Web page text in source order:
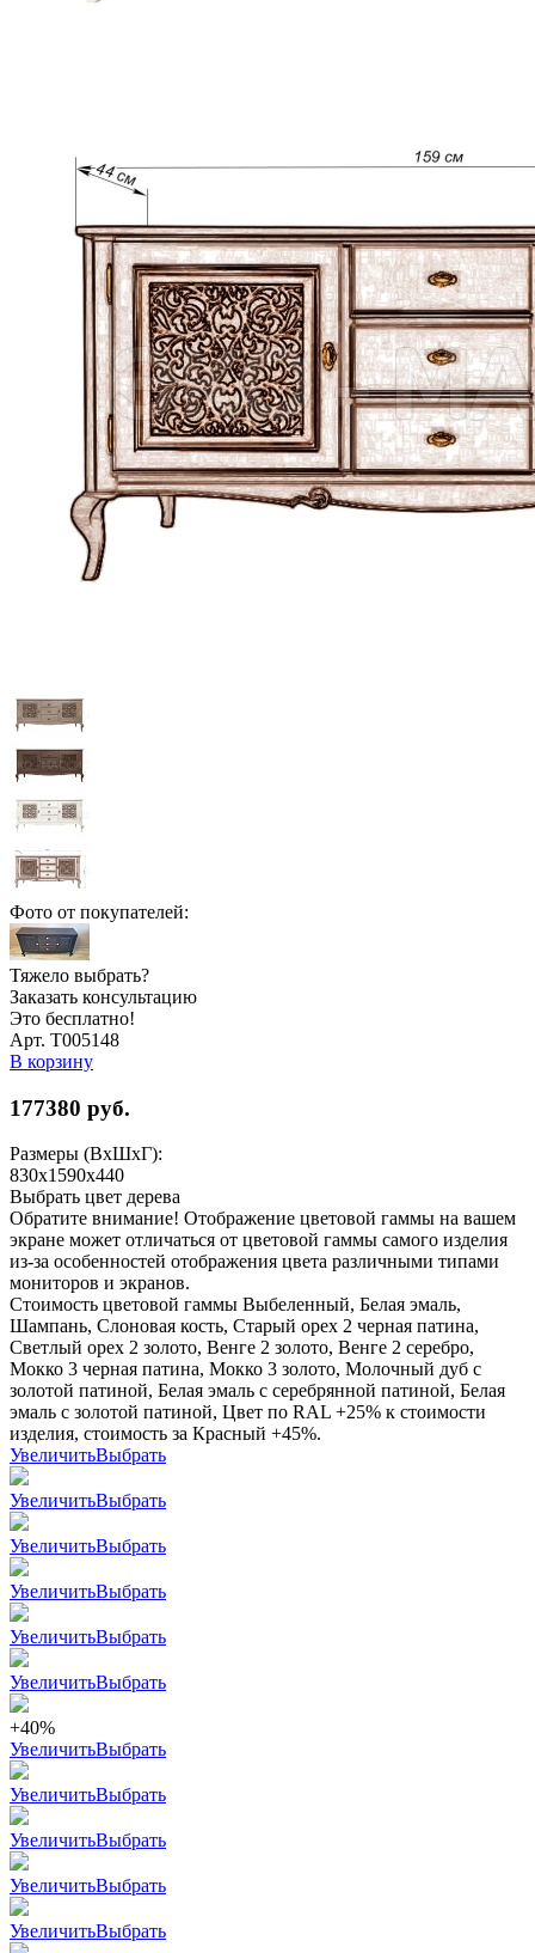
Фото от покупателей:
Тяжело выбрать?
Заказать консультацию
Это бесплатно!
Арт. Т005148
В корзину
177380 руб.
Размеры (ВхШхГ):
830x1590x440
Выбрать цвет дерева
Обратите внимание! Отображение цветовой гаммы на вашем
экране может отличаться от цветовой гаммы самого изделия
из-за особенностей отображения цвета различными типами
мониторов и экранов.
Стоимость цветовой гаммы Выбеленный, Белая эмаль,
Шампань, Слоновая кость, Старый орех 2 черная патина,
Светлый орех 2 золото, Венге 2 золото, Венге 2 серебро,
Мокко 3 черная патина, Мокко 3 золото, Молочный дуб с
золотой патиной, Белая эмаль с серебрянной патиной, Белая
эмаль с золотой патиной, Цвет по RAL +25% к стоимости
изделия, стоимость за Красный +45%.
УвеличитьВыбрать
УвеличитьВыбрать
УвеличитьВыбрать
УвеличитьВыбрать
УвеличитьВыбрать
УвеличитьВыбрать
+40%
УвеличитьВыбрать
УвеличитьВыбрать
УвеличитьВыбрать
УвеличитьВыбрать
УвеличитьВыбрать